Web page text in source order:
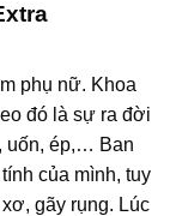
phụ nữ. Khoa
đó là sự ra đời
uốn, ép,… Ban
của mình, tuy
gãy rụng. Lúc